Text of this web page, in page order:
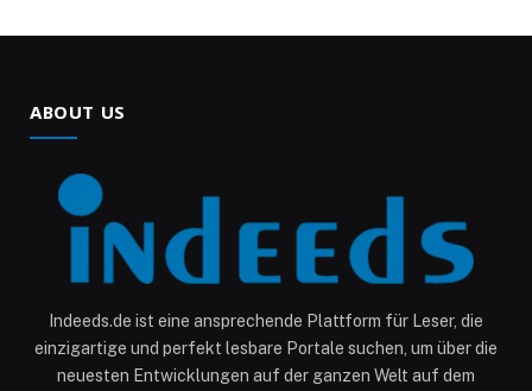
ABOUT US
Indeeds.de ist eine ansprechende Plattform für Leser, die
einzigartige und perfekt lesbare Portale suchen, um über die
neuesten Entwicklungen auf der ganzen Welt auf dem